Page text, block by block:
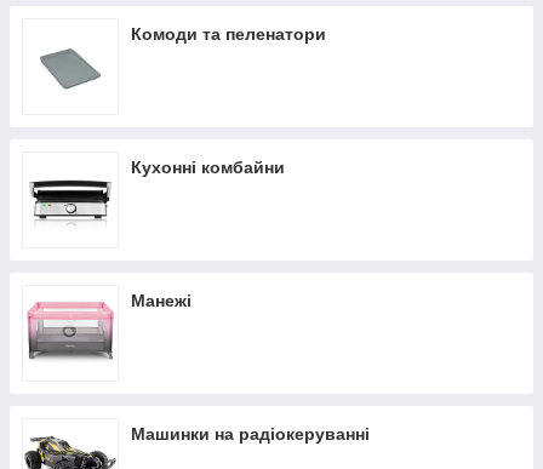
Комоди та пеленатори
Кухонні комбайни
Манежі
Машинки на радіокеруванні